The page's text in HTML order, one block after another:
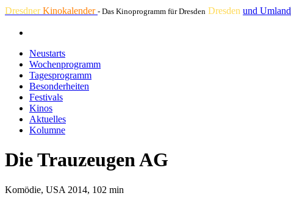
DresdnerKinokalender - Das Kinoprogramm für Dresden Dresden und Umland
Neustarts
Wochenprogramm
Tagesprogramm
Besonderheiten
Festivals
Kinos
Aktuelles
Kolumne
Die Trauzeugen AG
Komödie, USA 2014, 102 min